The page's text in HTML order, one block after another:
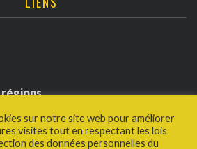
régions
sur notre site web pour améliorer
visites tout en respectant les lois
des données personnelles du